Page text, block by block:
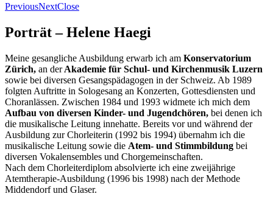
PreviousNextClose
Porträt – Helene Haegi
Meine gesangliche Ausbildung erwarb ich am Konservatorium
Zürich, an derAkademie für Schul- und Kirchenmusik Luzern
sowie bei diversen Gesangspädagogen in der Schweiz. Ab 1989
folgten Auftritte in Sologesang an Konzerten, Gottesdiensten und
Choranlässen. Zwischen 1984 und 1993 widmete ich mich dem
Aufbau von diversen Kinder- und Jugendchören, bei denen ich
die musikalische Leitung innehatte. Bereits vor und während der
Ausbildung zur Chorleiterin (1992 bis 1994) übernahm ich die
musikalische Leitung sowie die Atem- und Stimmbildung bei
diversen Vokalensembles und Chorgemeinschaften.
Nach dem Chorleiterdiplom absolvierte ich eine zweijährige
Atemtherapie-Ausbildung (1996 bis 1998) nach der Methode
Middendorf und Glaser.